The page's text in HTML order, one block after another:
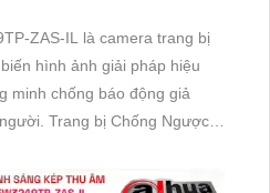
ZAS-IL là camera trang bị
hình ảnh giải pháp hiệu
minh chống báo động giả
Ngược